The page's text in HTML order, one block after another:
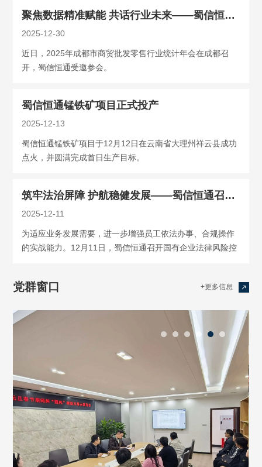
聚焦数据精准赋能 共话行业未来——蜀信恒通参加2025年成都商贸统计年会
2025-12-30
近日，2025年成都市商贸批发零售行业统计年会在成都召
开，蜀信恒通受邀参会。
蜀信恒通锰铁矿项目正式投产
2025-12-13
蜀信恒通锰铁矿项目于12月12日在云南省大理州祥云县成功
点火，并圆满完成首日生产目标。
筑牢法治屏障 护航稳健发展——蜀信恒通召开国有企业法律风险控制专题会
2025-12-11
为适应业务发展需要，进一步增强员工依法办事、合规操作
的实战能力。12月11日，蜀信恒通召开国有企业法律风险控
党群窗口 +更多信息 